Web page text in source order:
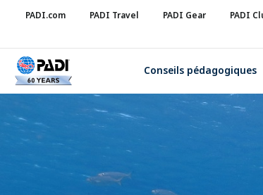
PADI.com PADI Travel PADI Gear PADI
Conseils pédagogiques